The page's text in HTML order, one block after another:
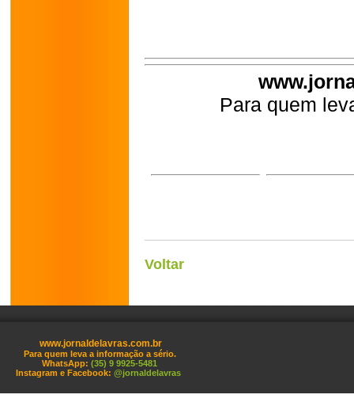
Para quem
Voltar
www.jornaldelavras.com.br
Para quem leva a informação a sério.
WhatsApp: (35) 9 9925-5481
Instagram e Facebook: @jornaldelavras